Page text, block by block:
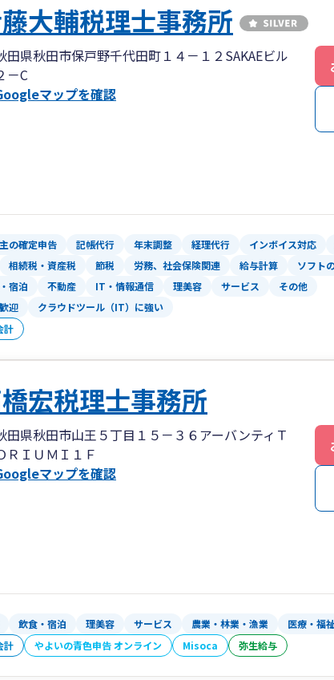
大輔税理士事務所
田県秋田市保戸野千代田町１４－１２SAKAEビル
－C
マップを確認
の確定申告 記帳代行 年末調整 経理代行 インボイス対応
相続税・資産税 節税 労務、社会保険関連 給与計算 ソフト
宿泊 不動産 IT・情報通信 理美容 サービス その他
迎 クラウドツール（IT）に強い
計
宏税理士事務所
田県秋田市山王５丁目１５－３６アーバンティＴ
ＲＩＵＭＩ１Ｆ
マップを確認
飲食・宿泊 理美容 サービス 農業・林業・漁業 医療・福
計 やよいの青色申告 オンライン Misoca 弥生給与